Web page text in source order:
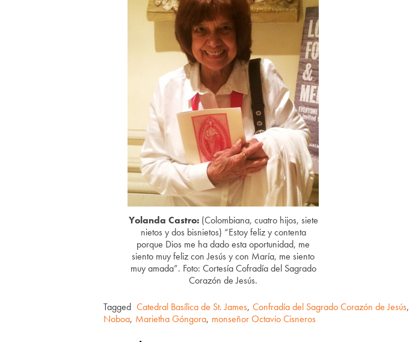
Yolanda Castro:(Colombiana, cuatro hijos, siete
nietos y dos bisnietos) “Estoy feliz y contenta
porque Dios me ha dado esta oportunidad, me
siento muy feliz con Jesús y con María, me siento
muy amada”. Foto: Cortesía Cofradía del Sagrado
Corazón de Jesús.
Tagged Catedral Basílica de St. James, Confradía del Sagrado Corazón de Jesús,
Noboa, Marietha Góngora, monseñor Octavio Cisneros